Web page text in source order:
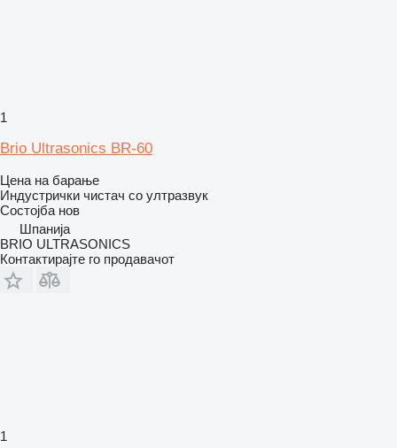
1
Brio Ultrasonics BR-60
Цена на барање
Индустрички чистач со ултразвук
Состојба нов
Шпанија
BRIO ULTRASONICS
Контактирајте го продавачот
1